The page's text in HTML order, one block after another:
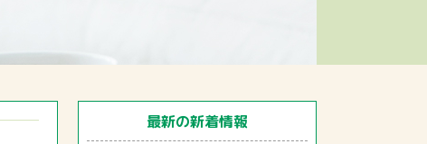
最新の新着情報